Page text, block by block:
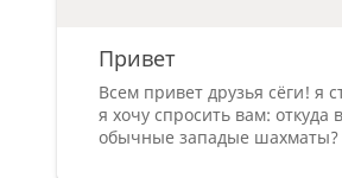
Привет
Всем привет друзья сёги! я
я хочу спросить вам:
обычные западые шахматы?